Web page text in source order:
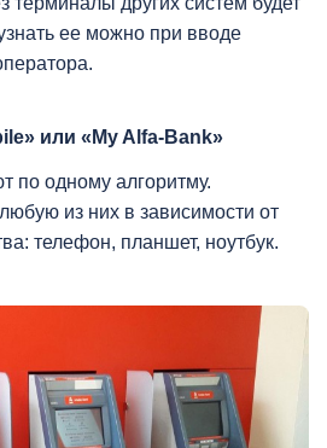
ее можно при вводе
или «My Alfa-Bank»
по одному алгоритму.
из них в зависимости от
телефон, планшет, ноутбук.